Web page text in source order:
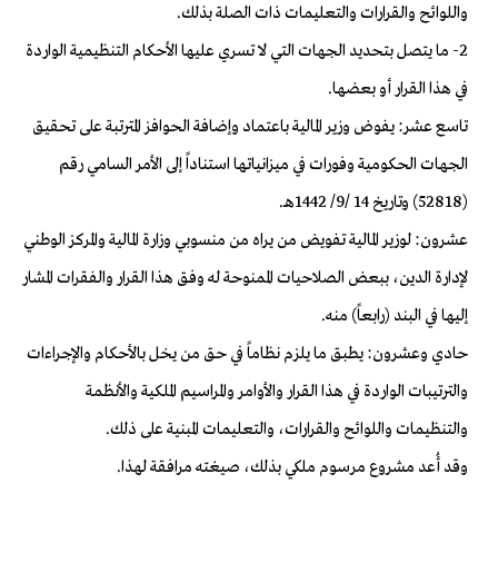
واللوائح والقرارات والتعليمات ذات الصلة بذلك.
2- ما يتصل بتحديد الجهات التي لا تسري عليها الأحكام التنظيمية الواردة
في هذا القرار أو بعضها.
تاسع عشر: يفوض وزير المالية باعتماد وإضافة الحوافز المترتبة على تحقيق
الجهات الحكومية وفورات في ميزانياتها استناداً إلى الأمر السامي رقم
(52818) وتاريخ 14 /9/ 1442هـ.
عشرون: لوزير المالية تفويض من يراه من منسوبي وزارة المالية والمركز الوطني
لإدارة الدين، ببعض الصلاحيات الممنوحة له وفق هذا القرار والفقرات المشار
إليها في البند (رابعاً) منه.
حادي وعشرون: يطبق ما يلزم نظاماً في حق من يخل بالأحكام والإجراءات
والترتيبات الواردة في هذا القرار والأوامر والمراسيم الملكية والأنظمة
والتنظيمات واللوائح والقرارات، والتعليمات المبنية على ذلك.
وقد أُعد مشروع مرسوم ملكي بذلك، صيغته مرافقة لهذا.